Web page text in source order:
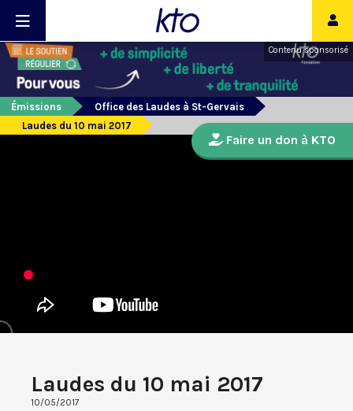
Contenu sponsorisé
Émissions
Office des Laudes à St-Gervais
Laudes du 10 mai 2017
Laudes du 10 mai 2017
10/05/2017
Faire un don à KTO